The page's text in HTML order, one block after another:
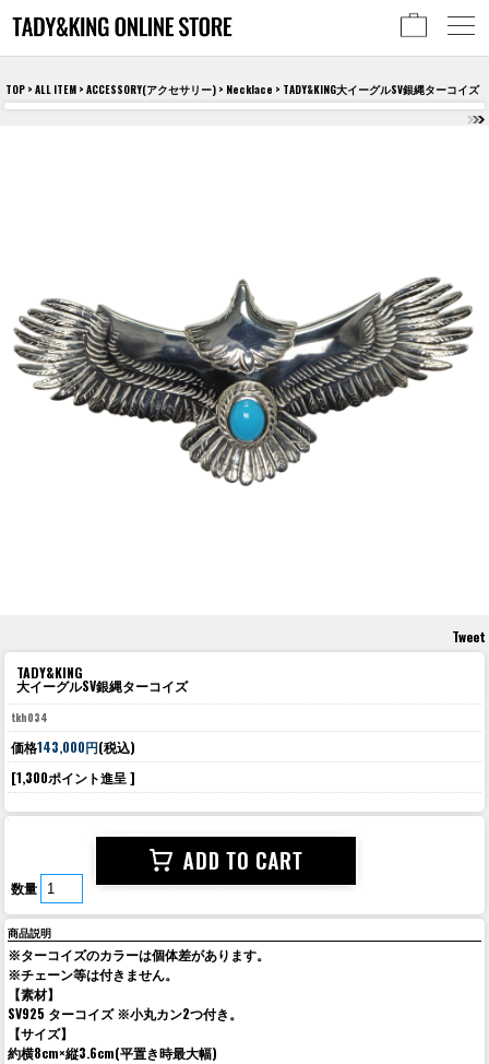
TOP > ALL ITEM > ACCESSORY(アクセサリー) > Necklace > TADY&KING大イーグルSV銀縄ターコイズ
Tweet
TADY&KING
大イーグルSV銀縄ターコイズ
tkh034
価格143,000円(税込)
[1,300ポイント進呈 ]
数量
商品説明
※ターコイズのカラーは個体差があります。
※チェーン等は付きません。
【素材】
SV925 ターコイズ ※小丸カン2つ付き。
【サイズ】
約横8cm×縦3.6cm(平置き時最大幅)